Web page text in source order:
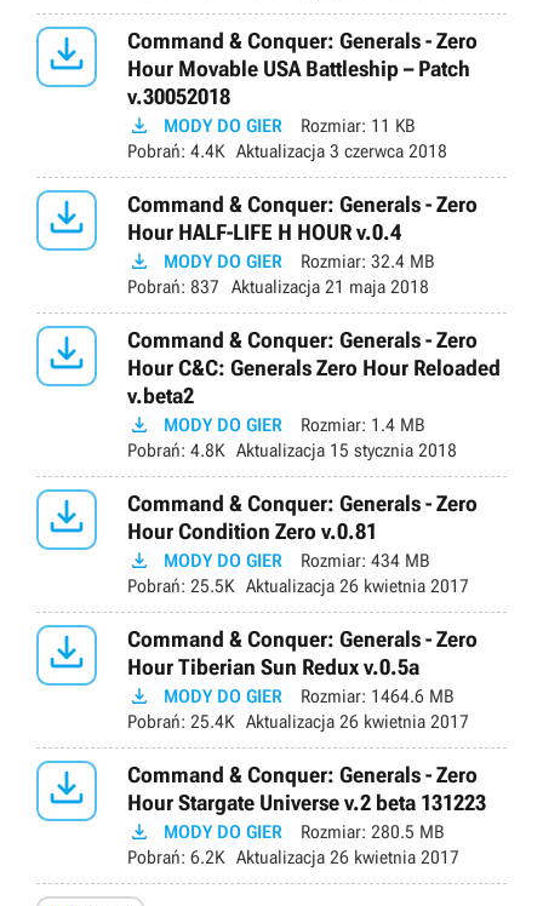

Command & Conquer: Generals - Zero
Hour Movable USA Battleship – Patch
v.30052018
 MODY DO GIER Rozmiar: 11 KB
Pobrań: 4.4K Aktualizacja 3 czerwca 2018

Command & Conquer: Generals - Zero
Hour HALF-LIFE H HOUR v.0.4
 MODY DO GIER Rozmiar: 32.4 MB
Pobrań: 837 Aktualizacja 21 maja 2018

Command & Conquer: Generals - Zero
Hour C&C: Generals Zero Hour Reloaded
v.beta2
 MODY DO GIER Rozmiar: 1.4 MB
Pobrań: 4.8K Aktualizacja 15 stycznia 2018

Command & Conquer: Generals - Zero
Hour Condition Zero v.0.81
 MODY DO GIER Rozmiar: 434 MB
Pobrań: 25.5K Aktualizacja 26 kwietnia 2017

Command & Conquer: Generals - Zero
Hour Tiberian Sun Redux v.0.5a
 MODY DO GIER Rozmiar: 1464.6 MB
Pobrań: 25.4K Aktualizacja 26 kwietnia 2017

Command & Conquer: Generals - Zero
Hour Stargate Universe v.2 beta 131223
 MODY DO GIER Rozmiar: 280.5 MB
Pobrań: 6.2K Aktualizacja 26 kwietnia 2017